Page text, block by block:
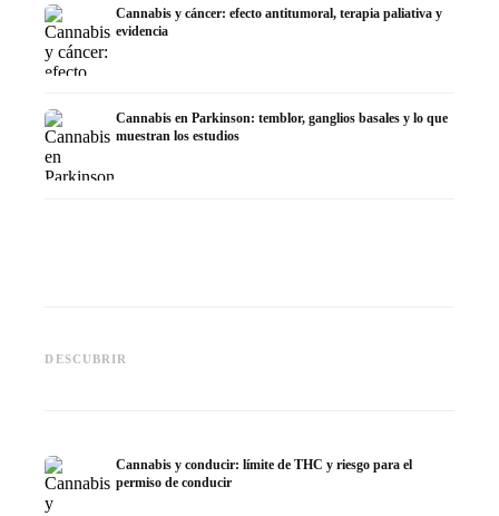
Cannabis y cáncer: efecto antitumoral, terapia paliativa y
evidencia
Cannabis en Parkinson: temblor, ganglios basales y lo que
muestran los estudios
DESCUBRIR
muestran los estudios
Cannabis y conducir: límite de THC y riesgo para el
permiso de conducir